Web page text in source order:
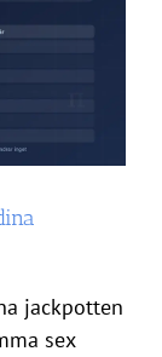
jackpotten
sex